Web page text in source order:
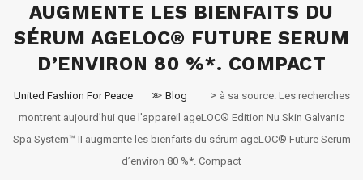
AUGMENTE LES BIENFAITS DU
SÉRUM AGELOC® FUTURE SERUM
D’ENVIRON 80 %*. COMPACT
United Fashion For Peace > Blog > à sa source. Les recherches
montrent aujourd’hui que l'appareil ageLOC® Edition Nu Skin Galvanic
Spa System™ II augmente les bienfaits du sérum ageLOC® Future Serum
d’environ 80 %*. Compact